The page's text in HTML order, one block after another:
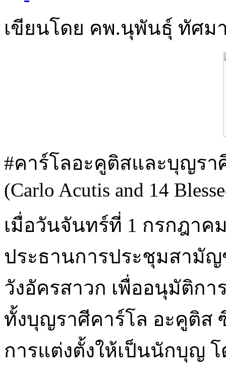
เขียนโดย คพ.นุพันธุ์ ทัศม
#คาร์โลอะคูติสและบุญร
(Carlo Acutis and 14
เมื่อวันจันทร์ที่ 1 กรกฎาค
ประธานการประชุมสามั
วังอัครสาวก เพื่ออนุมัติก
ทั้งบุญราศีคาร์โล อะคูติส
การแต่งตั้งให้เป็นนักบุญ